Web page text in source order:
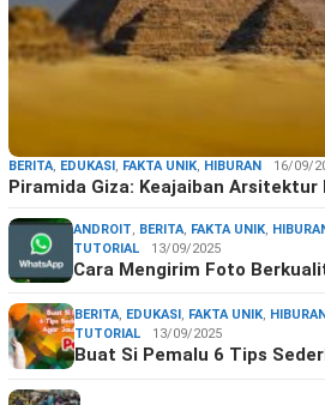
BERITA, EDUKASI, FAKTA UNIK, HIBURAN 16/09/
Piramida Giza: Keajaiban Arsitektur
ANDROIT, BERITA, FAKTA UNIK,
TUTORIAL
13/09/2025
Cara Mengirim Foto
BERITA, EDUKASI, FAKTA UNIK,
TUTORIAL
13/09/2025
Buat Si Pemalu 6 Tips